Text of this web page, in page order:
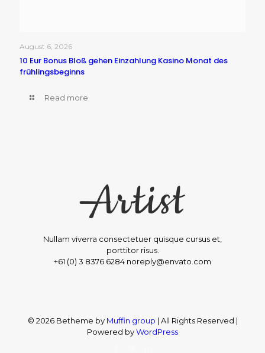
August 6, 2026
10 Eur Bonus Bloß gehen Einzahlung Kasino Monat des
frühlingsbeginns
Read more
Nullam viverra consectetuer quisque cursus et,
porttitor risus.
+61 (0) 3 8376 6284 noreply@envato.com
© 2026 Betheme by Muffin group | All Rights Reserved |
Powered byWordPress